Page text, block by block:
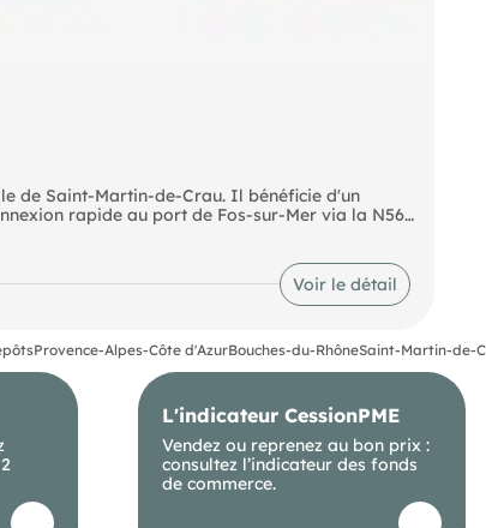
de Saint-Martin-de-Crau. Il bénéficie d'un
rapide au port de Fos-sur-Mer via la N568.
aux bureaux sur 2 étages et d'une
Voir le détail
Provence-Alpes-Côte d'AzurBouches-du-RhôneSaint-Martin-de-
L'indicateur CessionPME
Vendez ou reprenez au bon prix :
consultez l’indicateur des fonds
de commerce.